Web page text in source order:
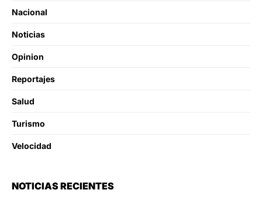
Nacional
Noticias
Opinion
Reportajes
Salud
Turismo
Velocidad
NOTICIAS RECIENTES